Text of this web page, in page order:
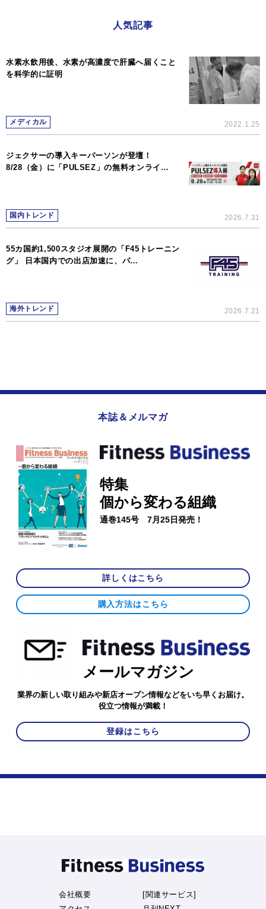
人気記事
水素水飲用後、水素が高濃度で肝臓へ届くこと
を科学的に証明
メディカル 2022.1.25
ジェクサーの導入キーパーソンが登壇！
8/28（金）に「PULSEZ」の無料オンライ…
国内トレンド 2026.7.31
55カ国約1,500スタジオ展開の「F45トレーニン
グ」 日本国内での出店加速に、パ…
海外トレンド 2026.7.21
本誌＆メルマガ
特集
個から変わる組織
通巻145号 7月25日発売！
詳しくはこちら
購入方法はこちら
メールマガジン
業界の新しい取り組みや新店オープン情報などをいち早くお届け。
役立つ情報が満載！
登録はこちら
会社概要
[関連サービス]